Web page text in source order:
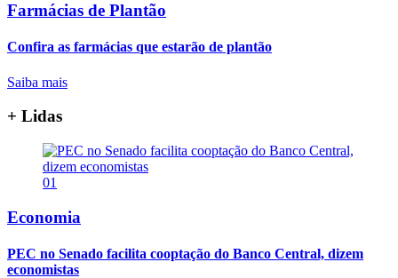
Farmácias de Plantão
Confira as farmácias que estarão de plantão
Saiba mais
+ Lidas
01
Economia
PEC no Senado facilita cooptação do Banco Central, dizem
economistas